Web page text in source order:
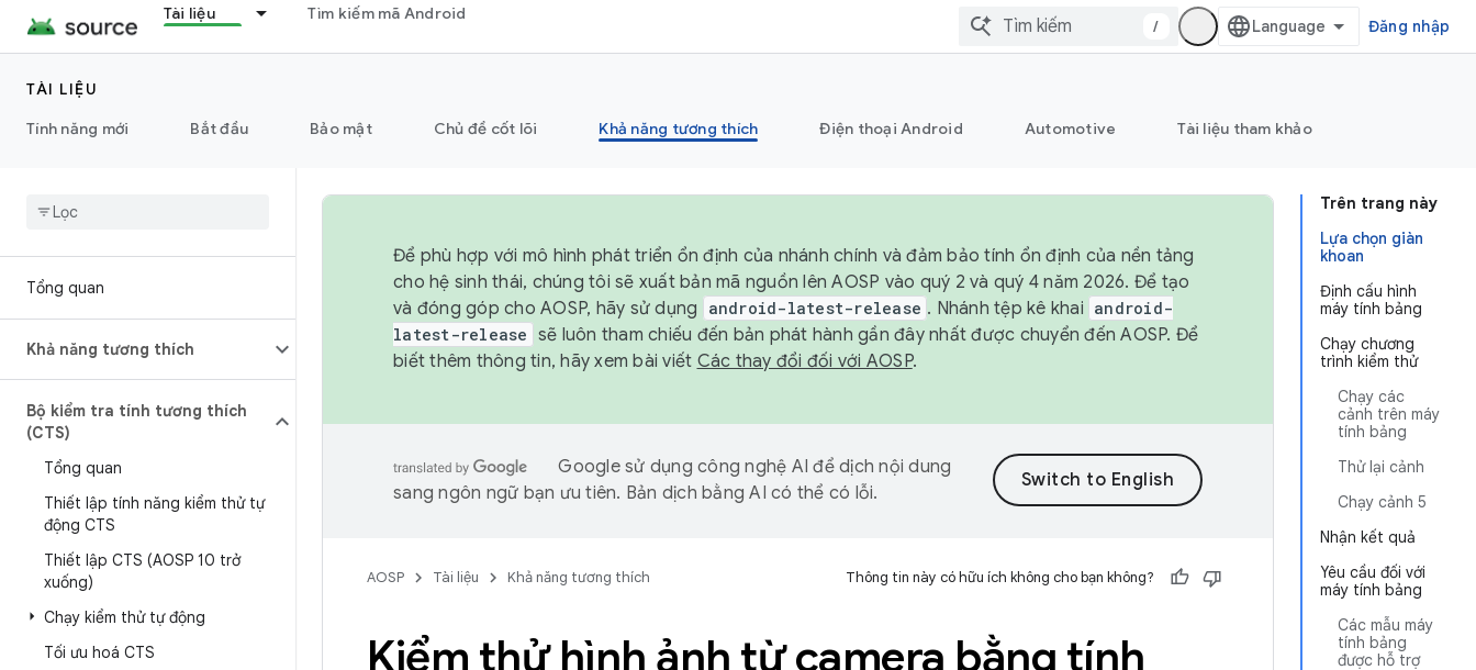
Tài liệu Tìm kiếm mã Android
/ Đăng nhập
TÀI LIỆU
Tính năng mới
Bắt đầu Bảo mật Chủ đề cốt lõi Khả năng tương thích Điện thoại Android Automotive Tài liệu tham khảo
Tổng quan
Khả năng tương thích
Bộ kiểm tra tính tương thích
(CTS)
Tổng quan
Thiết lập tính năng kiểm thử tự
động CTS
Thiết lập CTS (AOSP 10 trở
xuống)
Chạy kiểm thử tự động
Tối ưu hoá CTS
Trên trang này
Lựa chọn giàn
khoan
Định cấu hình
máy tính bảng
Chạy chương
trình kiểm thử
Chạy các
cảnh trên máy
tính bảng
Thử lại cảnh
Chạy cảnh 5
Nhận kết quả
Yêu cầu đối với
máy tính bảng
Các mẫu máy
tính bảng
được hỗ trợ
Để phù hợp với mô hình phát triển ổn định của nhánh chính và đảm bảo tính ổn định của nền tảng
cho hệ sinh thái, chúng tôi sẽ xuất bản mã nguồn lên AOSP vào quý 2 và quý 4 năm 2026. Để tạo
và đóng góp cho AOSP, hãy sử dụng
android-latest-release . Nhánh tệp kê khai android-
latest-release sẽ luôn tham chiếu đến bản phát hành gần đây nhất được chuyển đến AOSP. Để
biết thêm thông tin, hãy xem bài viết Các thay đổi đối với AOSP.
Google sử dụng công nghệ AI để dịch nội dung
sang ngôn ngữ bạn ưu tiên. Bản dịch bằng AI có thể có lỗi.
AOSP Tài liệu Khả năng tương thích Thông tin này có hữu ích không cho bạn không?
Kiểm thử hình ảnh từ camera bằng tính